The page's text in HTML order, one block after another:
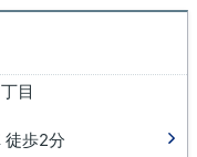
目
徒歩2分